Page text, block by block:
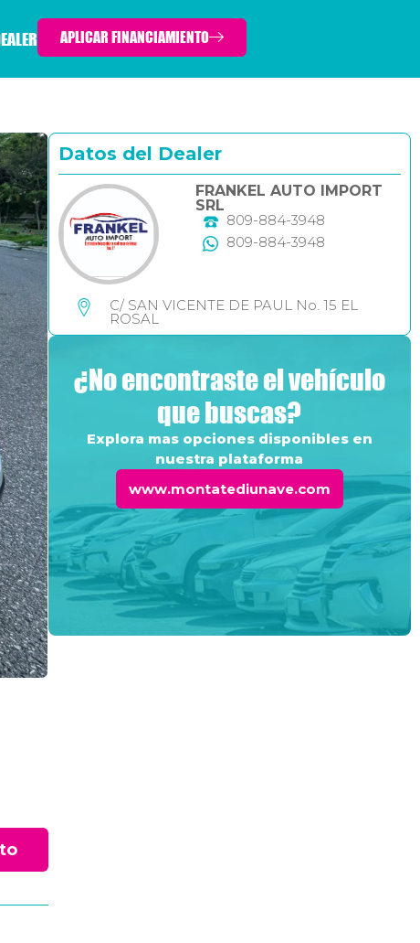
APLICAR FINANCIAMIENTO
Datos del Dealer
FRANKEL AUTO IMPORT
SRL
809-884-3948
809-884-3948
C/ SAN VICENTE DE PAUL No. 15 EL
ROSAL
¿No encontraste el vehículo
que buscas?
Explora mas opciones disponibles en
nuestra plataforma
www.montatediunave.com